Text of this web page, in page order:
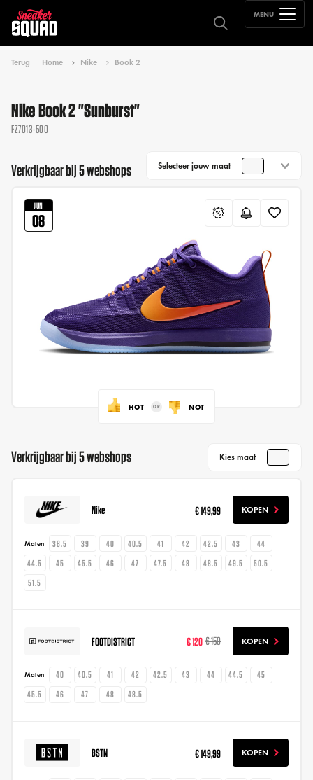
MENU
Terug Home Nike Book 2
Nike Book 2 "Sunburst"
FZ7013-500
Verkrijgbaar bij 5 webshops Selecteer jouw maat
JUN
08
HOT NOT
Verkrijgbaar bij 5 webshops Kies maat
Nike € 149,99 KOPEN
Maten 38.5 39 40 40.5 41 42 42.5 43
44
44.5
45 45.5 46 47 47.5 48 48.5 49.5
50.5
51.5
FOOTDISTRICT € 120 € 150 KOPEN
Maten 40 40.5 41 42 42.5 43 44 44.5
45
45.5
46 47 48 48.5
BSTN € 149,99 KOPEN